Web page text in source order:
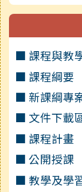
■ 課程與教
■ 課程綱要
■ 新課綱專
■ 文件下載
■ 課程計畫
■ 公開授課
■ 教學及學